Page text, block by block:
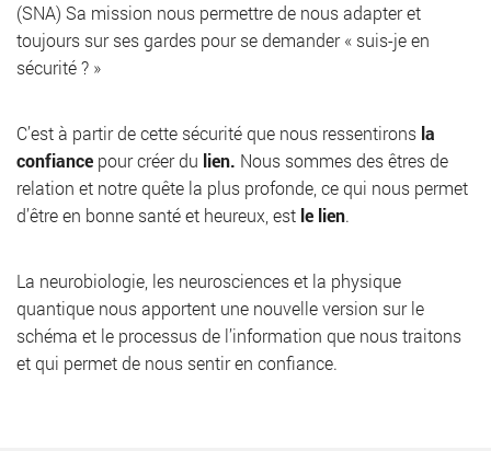
(SNA) Sa mission nous permettre de nous adapter et
toujours sur ses gardes pour se demander « suis-je en
sécurité ? »
C’est à partir de cette sécurité que nous ressentirons la
confiance pour créer du lien. Nous sommes des êtres de
relation et notre quête la plus profonde, ce qui nous permet
d’être en bonne santé et heureux, est le lien.
La neurobiologie, les neurosciences et la physique
quantique nous apportent une nouvelle version sur le
schéma et le processus de l’information que nous traitons
et qui permet de nous sentir en confiance.